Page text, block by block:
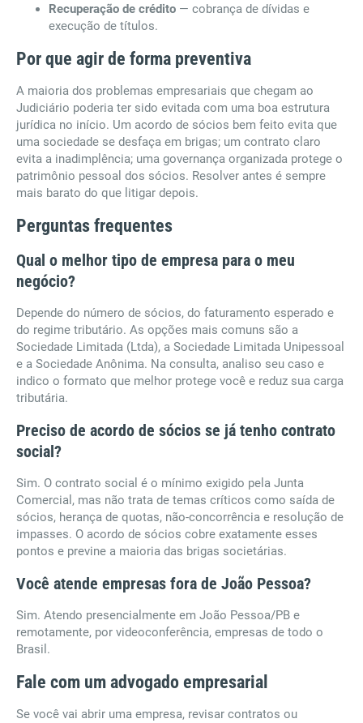
Recuperação de crédito — cobrança de dívidas e
execução de títulos.
Por que agir de forma preventiva
A maioria dos problemas empresariais que chegam ao
Judiciário poderia ter sido evitada com uma boa estrutura
jurídica no início. Um acordo de sócios bem feito evita que
uma sociedade se desfaça em brigas; um contrato claro
evita a inadimplência; uma governança organizada protege o
patrimônio pessoal dos sócios. Resolver antes é sempre
mais barato do que litigar depois.
Perguntas frequentes
Qual o melhor tipo de empresa para o meu
negócio?
Depende do número de sócios, do faturamento esperado e
do regime tributário. As opções mais comuns são a
Sociedade Limitada (Ltda), a Sociedade Limitada Unipessoal
e a Sociedade Anônima. Na consulta, analiso seu caso e
indico o formato que melhor protege você e reduz sua carga
tributária.
Preciso de acordo de sócios se já tenho contrato
social?
Sim. O contrato social é o mínimo exigido pela Junta
Comercial, mas não trata de temas críticos como saída de
sócios, herança de quotas, não-concorrência e resolução de
impasses. O acordo de sócios cobre exatamente esses
pontos e previne a maioria das brigas societárias.
Você atende empresas fora de João Pessoa?
Sim. Atendo presencialmente em João Pessoa/PB e
remotamente, por videoconferência, empresas de todo o
Brasil.
Fale com um advogado empresarial
Se você vai abrir uma empresa, revisar contratos ou